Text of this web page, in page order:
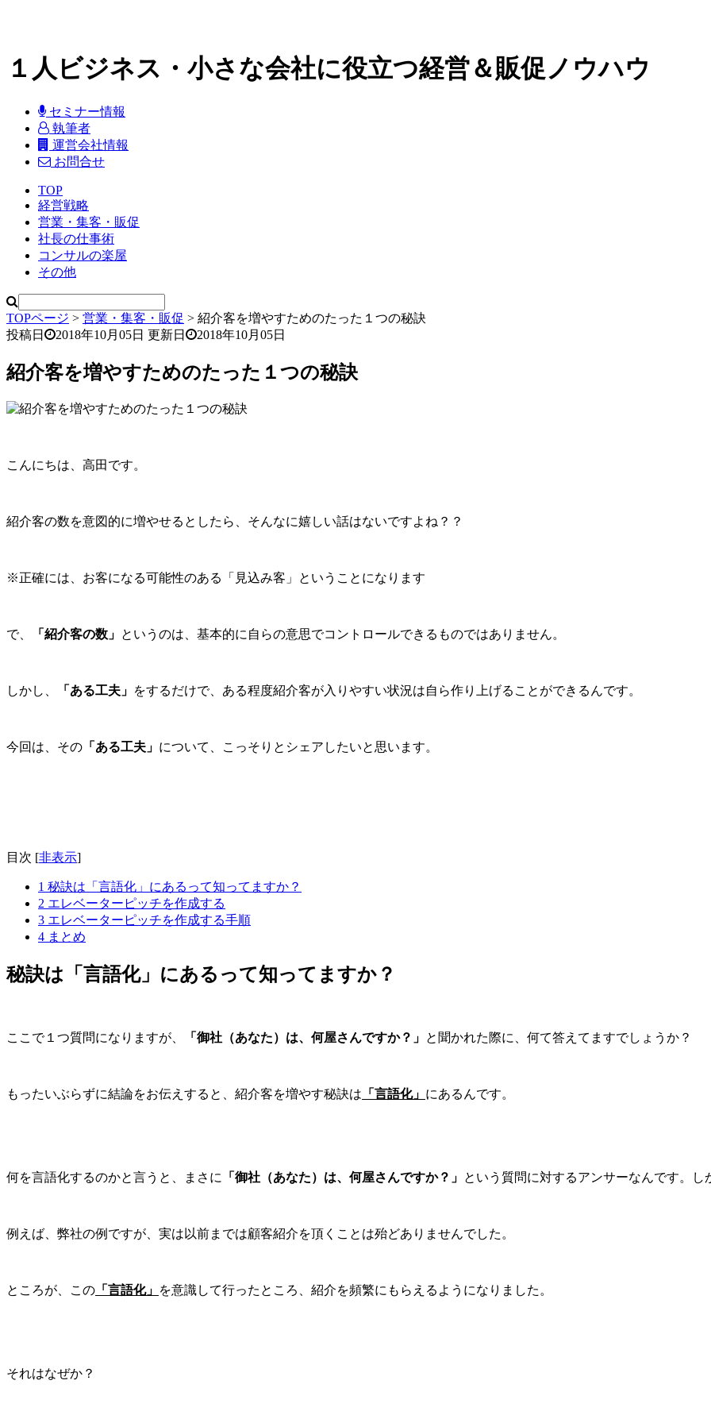
１人ビジネス・小さな会社に役立つ経営＆販促ノウハウ
セミナー情報
執筆者
運営会社情報
お問合せ
TOP
経営戦略
営業・集客・販促
社長の仕事術
コンサルの楽屋
その他
TOPページ > 営業・集客・販促 > 紹介客を増やすためのたった１つの秘訣
投稿日
2018年10月05日 更新日 2018年10月05日
紹介客を増やすためのたった１つの秘訣
こんにちは、高田です。
紹介客の数を意図的に増やせるとしたら、そんなに嬉しい話はないですよね？？
※正確には、お客になる可能性のある「見込み客」ということになります
で、 「紹介客の数」 というのは、基本的に自らの意思でコントロールできるものではありません。
しかし、 「ある工夫」 をするだけで、ある程度紹介客が入りやすい状況は自ら作り上げることができるんです。
今回は、その 「ある工夫」 について、こっそりとシェアしたいと思います。
目次 [非表示]
1 秘訣は「言語化」にあるって知ってますか？
2 エレベーターピッチを作成する
3 エレベーターピッチを作成する手順
4 まとめ
秘訣は「言語化」にあるって知ってますか？
ここで１つ質問になりますが、 「御社（あなた）は、何屋さんですか？」 と聞かれた際に、何て答えてますでしょうか？
もったいぶらずに結論をお伝えすると、紹介客を増やす秘訣は 「言語化」 にあるんです。
何を言語化するのかと言うと、まさに 「御社（あなた）は、何屋さんですか？」 という質問に対するアンサーなんです。し
例えば、弊社の例ですが、実は以前までは顧客紹介を頂くことは殆どありませんでした。
ところが、この 「言語化」 を意識して行ったところ、紹介を頻繁にもらえるようになりました。
それはなぜか？